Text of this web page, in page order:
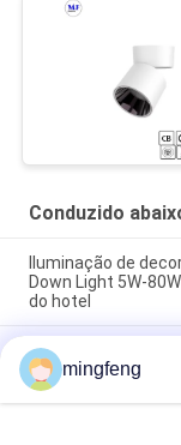
Conduzido
Iluminação de
Down Light 5W-
do hotel
O diodo emissor de
ilumina para baixo
alta do CRI do
mingfeng